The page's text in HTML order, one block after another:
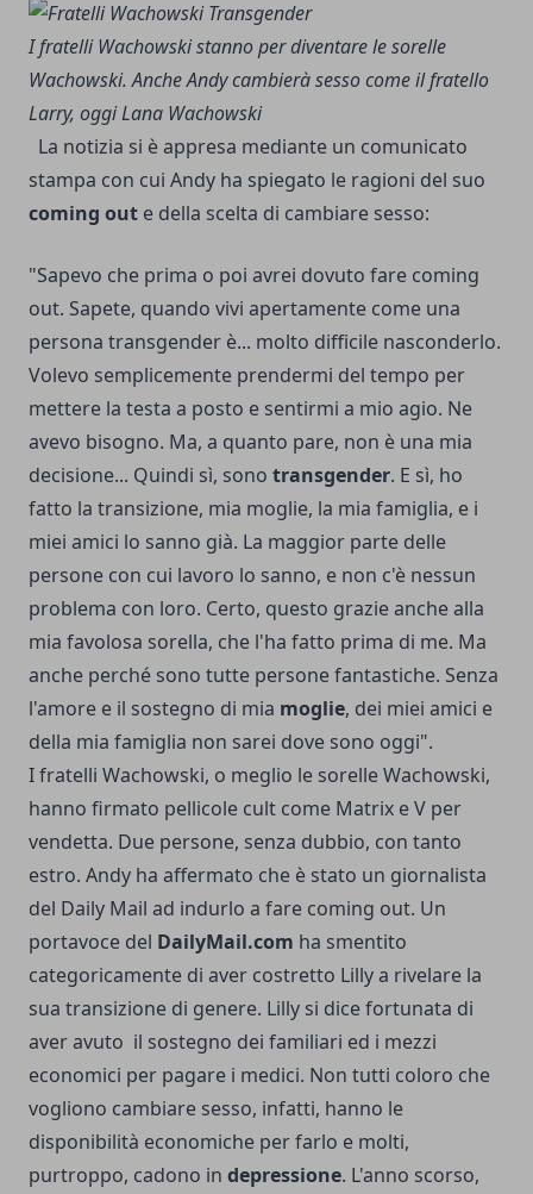
I fratelli Wachowski stanno per diventare le sorelle
Wachowski. Anche Andy cambierà sesso come il fratello
Larry, oggi Lana Wachowski
La notizia si è appresa mediante un comunicato
stampa con cui Andy ha spiegato le ragioni del suo
coming out e della scelta di cambiare sesso:
"Sapevo che prima o poi avrei dovuto fare coming
out. Sapete, quando vivi apertamente come una
persona transgender è... molto difficile nasconderlo.
Volevo semplicemente prendermi del tempo per
mettere la testa a posto e sentirmi a mio agio. Ne
avevo bisogno. Ma, a quanto pare, non è una mia
decisione... Quindi sì, sono transgender. E sì, ho
fatto la transizione, mia moglie, la mia famiglia, e i
miei amici lo sanno già. La maggior parte delle
persone con cui lavoro lo sanno, e non c'è nessun
problema con loro. Certo, questo grazie anche alla
mia favolosa sorella, che l'ha fatto prima di me. Ma
anche perché sono tutte persone fantastiche. Senza
l'amore e il sostegno di mia moglie, dei miei amici e
della mia famiglia non sarei dove sono oggi".
I fratelli Wachowski, o meglio le sorelle Wachowski,
hanno firmato pellicole cult come Matrix e V per
vendetta. Due persone, senza dubbio, con tanto
estro. Andy ha affermato che è stato un giornalista
del Daily Mail ad indurlo a fare coming out. Un
portavoce del DailyMail.com ha smentito
categoricamente di aver costretto Lilly a rivelare la
sua transizione di genere. Lilly si dice fortunata di
aver avuto il sostegno dei familiari ed i mezzi
economici per pagare i medici. Non tutti coloro che
vogliono cambiare sesso, infatti, hanno le
disponibilità economiche per farlo e molti,
purtroppo, cadono in depressione. L'anno scorso,